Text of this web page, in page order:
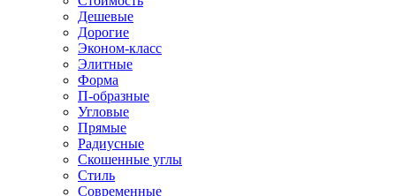
Дешевые
Дорогие
Эконом-класс
Элитные
Форма
П-образные
Угловые
Прямые
Радиусные
Скошенные углы
Стиль
Современные